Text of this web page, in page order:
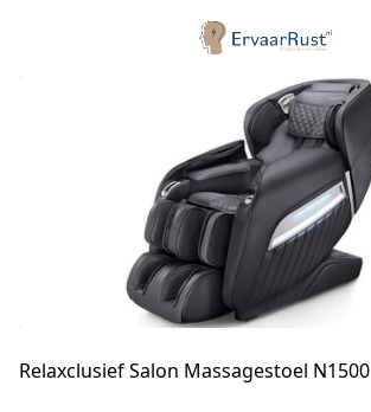
Relaxclusief Salon Massagestoel N1500